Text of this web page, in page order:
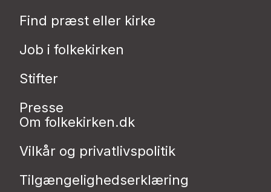
Find præst eller kirke
Job i folkekirken
Stifter
Presse
Om folkekirken.dk
Vilkår og privatlivspolitik
Tilgængelighedserklæring